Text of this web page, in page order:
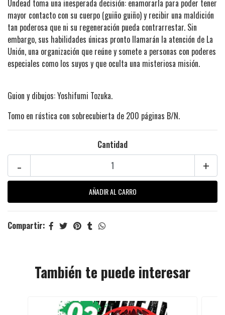
Undead toma una inesperada decisión: enamorarla para poder tener
mayor contacto con su cuerpo (guiño guiño) y recibir una maldición
tan poderosa que ni su regeneración pueda contrarrestar. Sin
embargo, sus habilidades únicas pronto llamarán la atención de La
Unión, una organización que reúne y somete a personas con poderes
especiales como los suyos y que oculta una misteriosa misión.
Guion y dibujos: Yoshifumi Tozuka.
Tomo en rústica con sobrecubierta de 200 páginas B/N.
Cantidad
+
-
Compartir:
También te puede interesar